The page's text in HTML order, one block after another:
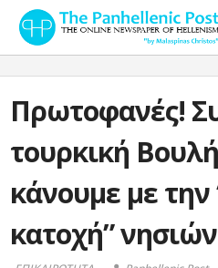
Πρωτοφανές!
τουρκική
κάνουμε με την
κατοχή”